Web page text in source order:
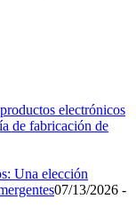
electrónicos
de fabricación de
Una elección
07/13/2026 -